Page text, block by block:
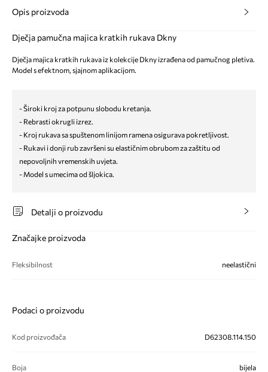
Opis proizvoda
Dječja pamučna majica kratkih rukava Dkny
Dječja majica kratkih rukava iz kolekcije Dkny izrađena od pamučnog pletiva.
Model s efektnom, sjajnom aplikacijom.
- Široki kroj za potpunu slobodu kretanja.
- Rebrasti okrugli izrez.
- Kroj rukava sa spuštenom linijom ramena osigurava pokretljivost.
- Rukavi i donji rub završeni su elastičnim obrubom za zaštitu od
nepovoljnih vremenskih uvjeta.
- Model s umecima od šljokica.
Detalji o proizvodu
Značajke proizvoda
Fleksibilnost neelastični
Podaci o proizvodu
Kod proizvođača D62308.114.150
Boja bijela